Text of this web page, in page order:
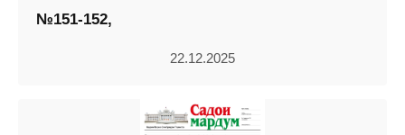
№151-152,
22.12.2025